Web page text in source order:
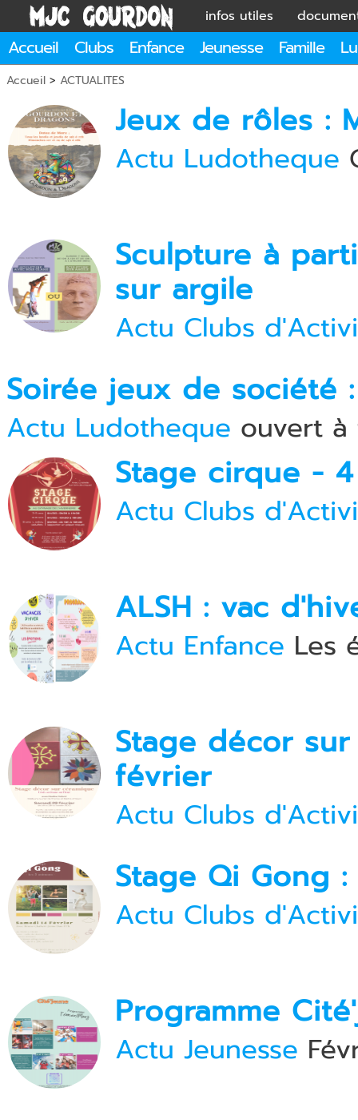
infos utiles
Accueil Clubs Enfance Jeunesse Famille
Accueil > ACTUALITES
Jeux de rôles :
Actu Ludotheque
Sculpture à
sur argile
Actu Clubs
Soirée jeux de
Actu Ludotheque ouvert à
Stage cirque -
Actu Clubs
ALSH : vac
Actu Enfance Les
Stage décor
février
Actu Clubs
Stage Qi Gong
Actu Clubs
Programme
Actu Jeunesse